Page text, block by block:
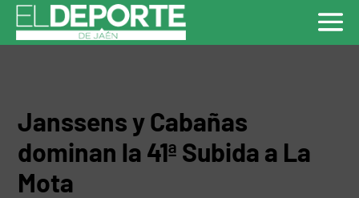
Janssens y Cabañas
dominan la 41ª Subida a La
Mota